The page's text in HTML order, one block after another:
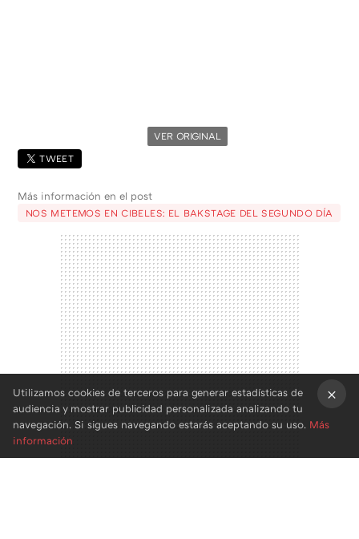
VER ORIGINAL
TWEET
Más información en el post
NOS METEMOS EN CIBELES: EL BAKSTAGE DEL SEGUNDO DÍA
Utilizamos cookies de terceros para generar estadísticas de
audiencia y mostrar publicidad personalizada analizando tu
navegación. Si sigues navegando estarás aceptando su uso. Más
información